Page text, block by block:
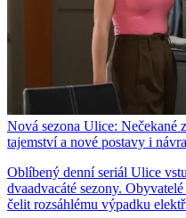
Nová sezona Ulice: Nečekané
tajemství a nové postavy i
Oblíbený denní seriál Ulice
dvaadvacáté sezony.
čelit rozsáhlému výpadku